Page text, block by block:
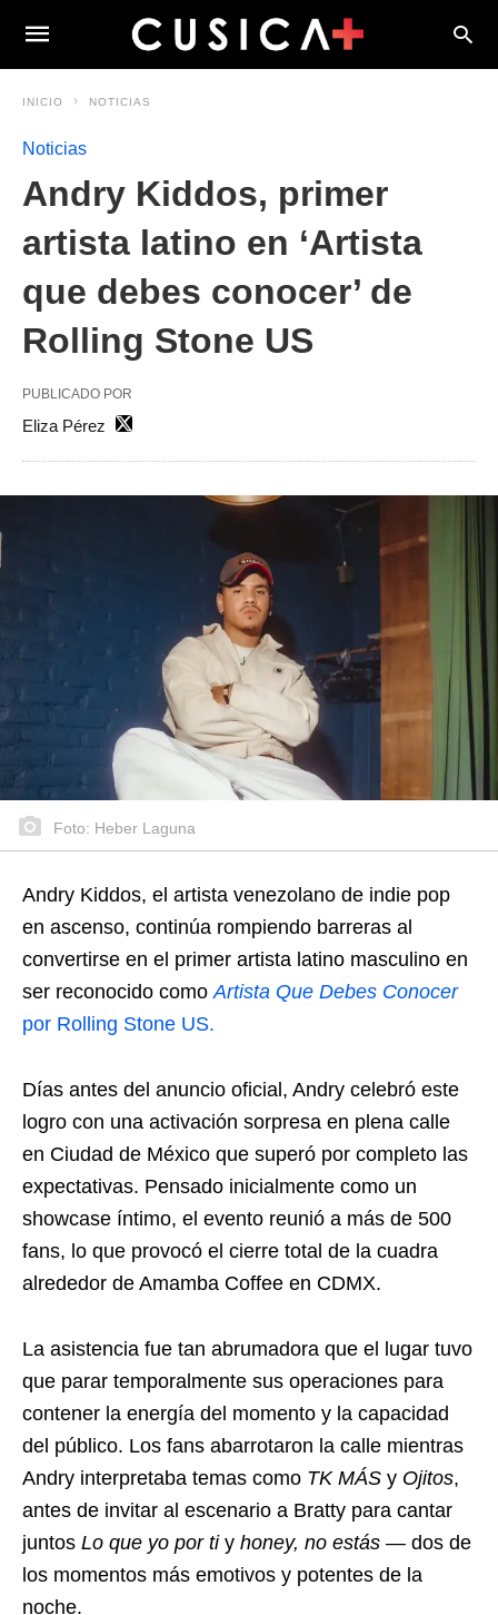
INICIO NOTICIAS
Noticias
Andry Kiddos, primer
artista latino en ‘Artista
que debes conocer’ de
Rolling Stone US
PUBLICADO POR
Eliza Pérez
Foto: Heber Laguna
Andry Kiddos, el artista venezolano de indie pop
en ascenso, continúa rompiendo barreras al
convertirse en el primer artista latino masculino en
ser reconocido comoArtista Que Debes Conocer
por Rolling Stone US.
Días antes del anuncio oficial, Andry celebró este
logro con una activación sorpresa en plena calle
en Ciudad de México que superó por completo las
expectativas. Pensado inicialmente como un
showcase íntimo, el evento reunió a más de 500
fans, lo que provocó el cierre total de la cuadra
alrededor de Amamba Coffee en CDMX.
La asistencia fue tan abrumadora que el lugar tuvo
que parar temporalmente sus operaciones para
contener la energía del momento y la capacidad
del público. Los fans abarrotaron la calle mientras
Andry interpretaba temas como TK MÁS y Ojitos,
antes de invitar al escenario a Bratty para cantar
juntos Lo que yo por ti y honey, no estás — dos de
los momentos más emotivos y potentes de la
noche.